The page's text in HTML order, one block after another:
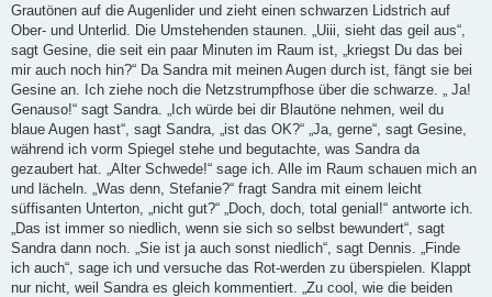
Grautönen auf die Augenlider und zieht einen schwarzen Lidstrich auf
Ober- und Unterlid. Die Umstehenden staunen. „Uiii, sieht das geil aus“,
sagt Gesine, die seit ein paar Minuten im Raum ist, „kriegst Du das bei
mir auch noch hin?“ Da Sandra mit meinen Augen durch ist, fängt sie bei
Gesine an. Ich ziehe noch die Netzstrumpfhose über die schwarze. „ Ja!
Genauso!“ sagt Sandra. „Ich würde bei dir Blautöne nehmen, weil du
blaue Augen hast“, sagt Sandra, „ist das OK?“ „Ja, gerne“, sagt Gesine,
während ich vorm Spiegel stehe und begutachte, was Sandra da
gezaubert hat. „Alter Schwede!“ sage ich. Alle im Raum schauen mich an
und lächeln. „Was denn, Stefanie?“ fragt Sandra mit einem leicht
süffisanten Unterton, „nicht gut?“ „Doch, doch, total genial!“ antworte ich.
„Das ist immer so niedlich, wenn sie sich so selbst bewundert“, sagt
Sandra dann noch. „Sie ist ja auch sonst niedlich“, sagt Dennis. „Finde
ich auch“, sage ich und versuche das Rot-werden zu überspielen. Klappt
nur nicht, weil Sandra es gleich kommentiert. „Zu cool, wie die beiden